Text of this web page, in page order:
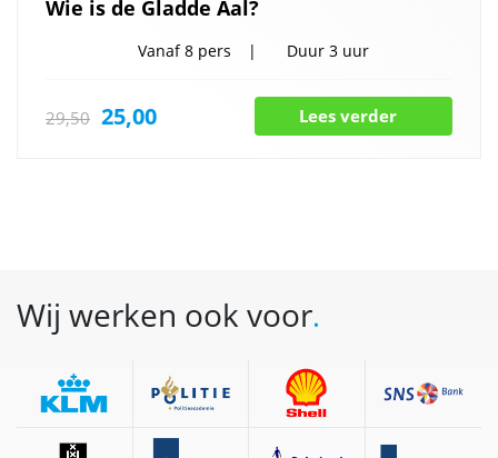
Wie is de Gladde Aal?
Vanaf8 pers Duur 3 uur
29,50 25,00 Lees verder
Wij werken ook voor.